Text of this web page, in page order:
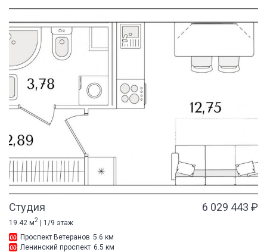
Студия 6 029 443 ₽
19.42 м2 | 1/9 этаж
Проспект Ветеранов 5.6 км
Ленинский проспект 6.5 км